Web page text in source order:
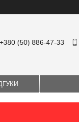
+380 (50) 886-47-33